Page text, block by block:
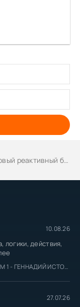
10.08.26
действия,
ГЕННАДИЙ ИСТОЧНИК
27.07.26
бомбардировщик Ил-28. Атомный «мясник» Сталина - Николай Якубович